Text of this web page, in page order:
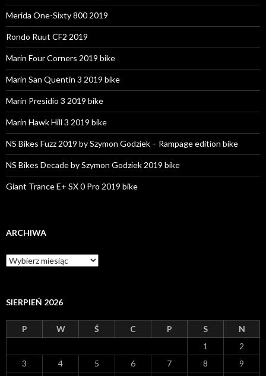
Merida One-Sixty 800 2019
Rondo Ruut CF2 2019
Marin Four Corners 2019 bike
Marin San Quentin 3 2019 bike
Marin Presidio 3 2019 bike
Marin Hawk Hill 3 2019 bike
NS Bikes Fuzz 2019 by Szymon Godziek – Rampage edition bike
NS Bikes Decade by Szymon Godziek 2019 bike
Giant Trance E+ SX 0 Pro 2019 bike
ARCHIWA
A
r
i
a
SIERPIEŃ 2026
P W Ś C P S N
1
2
3
4 5 6 7 8
9